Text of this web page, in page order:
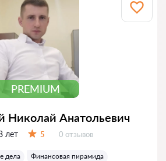
PREMIUM
Николай Анатольевич
лет 5 Отзывов:
0 отзывов
дела
Финансовая пирамида